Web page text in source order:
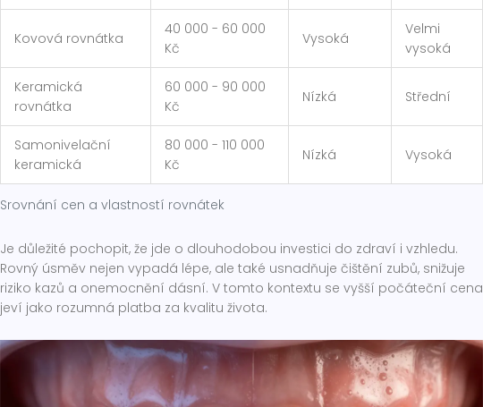
Srovnání cen a vlastností rovnátek
Kovová rovnátka
40 000 - 60 000
Kč
Vysoká
Velmi
vysoká
Keramická
rovnátka
60 000 - 90 000
Kč
Nízká Střední
Samonivelační
keramická
80 000 - 110 000
Kč
Nízká Vysoká
Je důležité pochopit, že jde o dlouhodobou investici do zdraví i vzhledu.
Rovný úsměv nejen vypadá lépe, ale také usnadňuje čištění zubů, snižuje
riziko kazů a onemocnění dásní. V tomto kontextu se vyšší počáteční cena
jeví jako rozumná platba za kvalitu života.